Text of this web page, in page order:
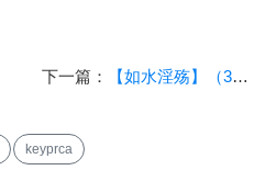
下一篇： 【如水淫殇】（32）
keyprca